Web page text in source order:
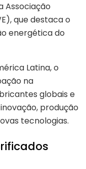
Associação
que destaca o
energética do
Latina, o
na
globais e
produção
tecnologias.